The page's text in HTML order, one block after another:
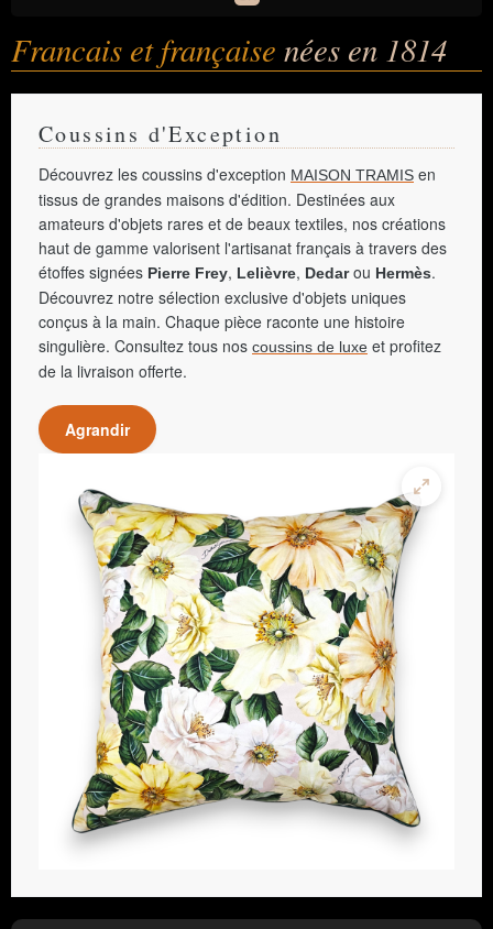
Francais et française nées en 1814
Coussins d'Exception
Découvrez les coussins d'exception MAISON TRAMIS en
tissus de grandes maisons d'édition. Destinées aux
amateurs d'objets rares et de beaux textiles, nos créations
haut de gamme valorisent l'artisanat français à travers des
étoffes signées Pierre Frey, Lelièvre, Dedarou Hermès.
Découvrez notre sélection exclusive d'objets uniques
conçus à la main. Chaque pièce raconte une histoire
singulière. Consultez tous nos coussins de luxe et profitez
de la livraison offerte.
Agrandir